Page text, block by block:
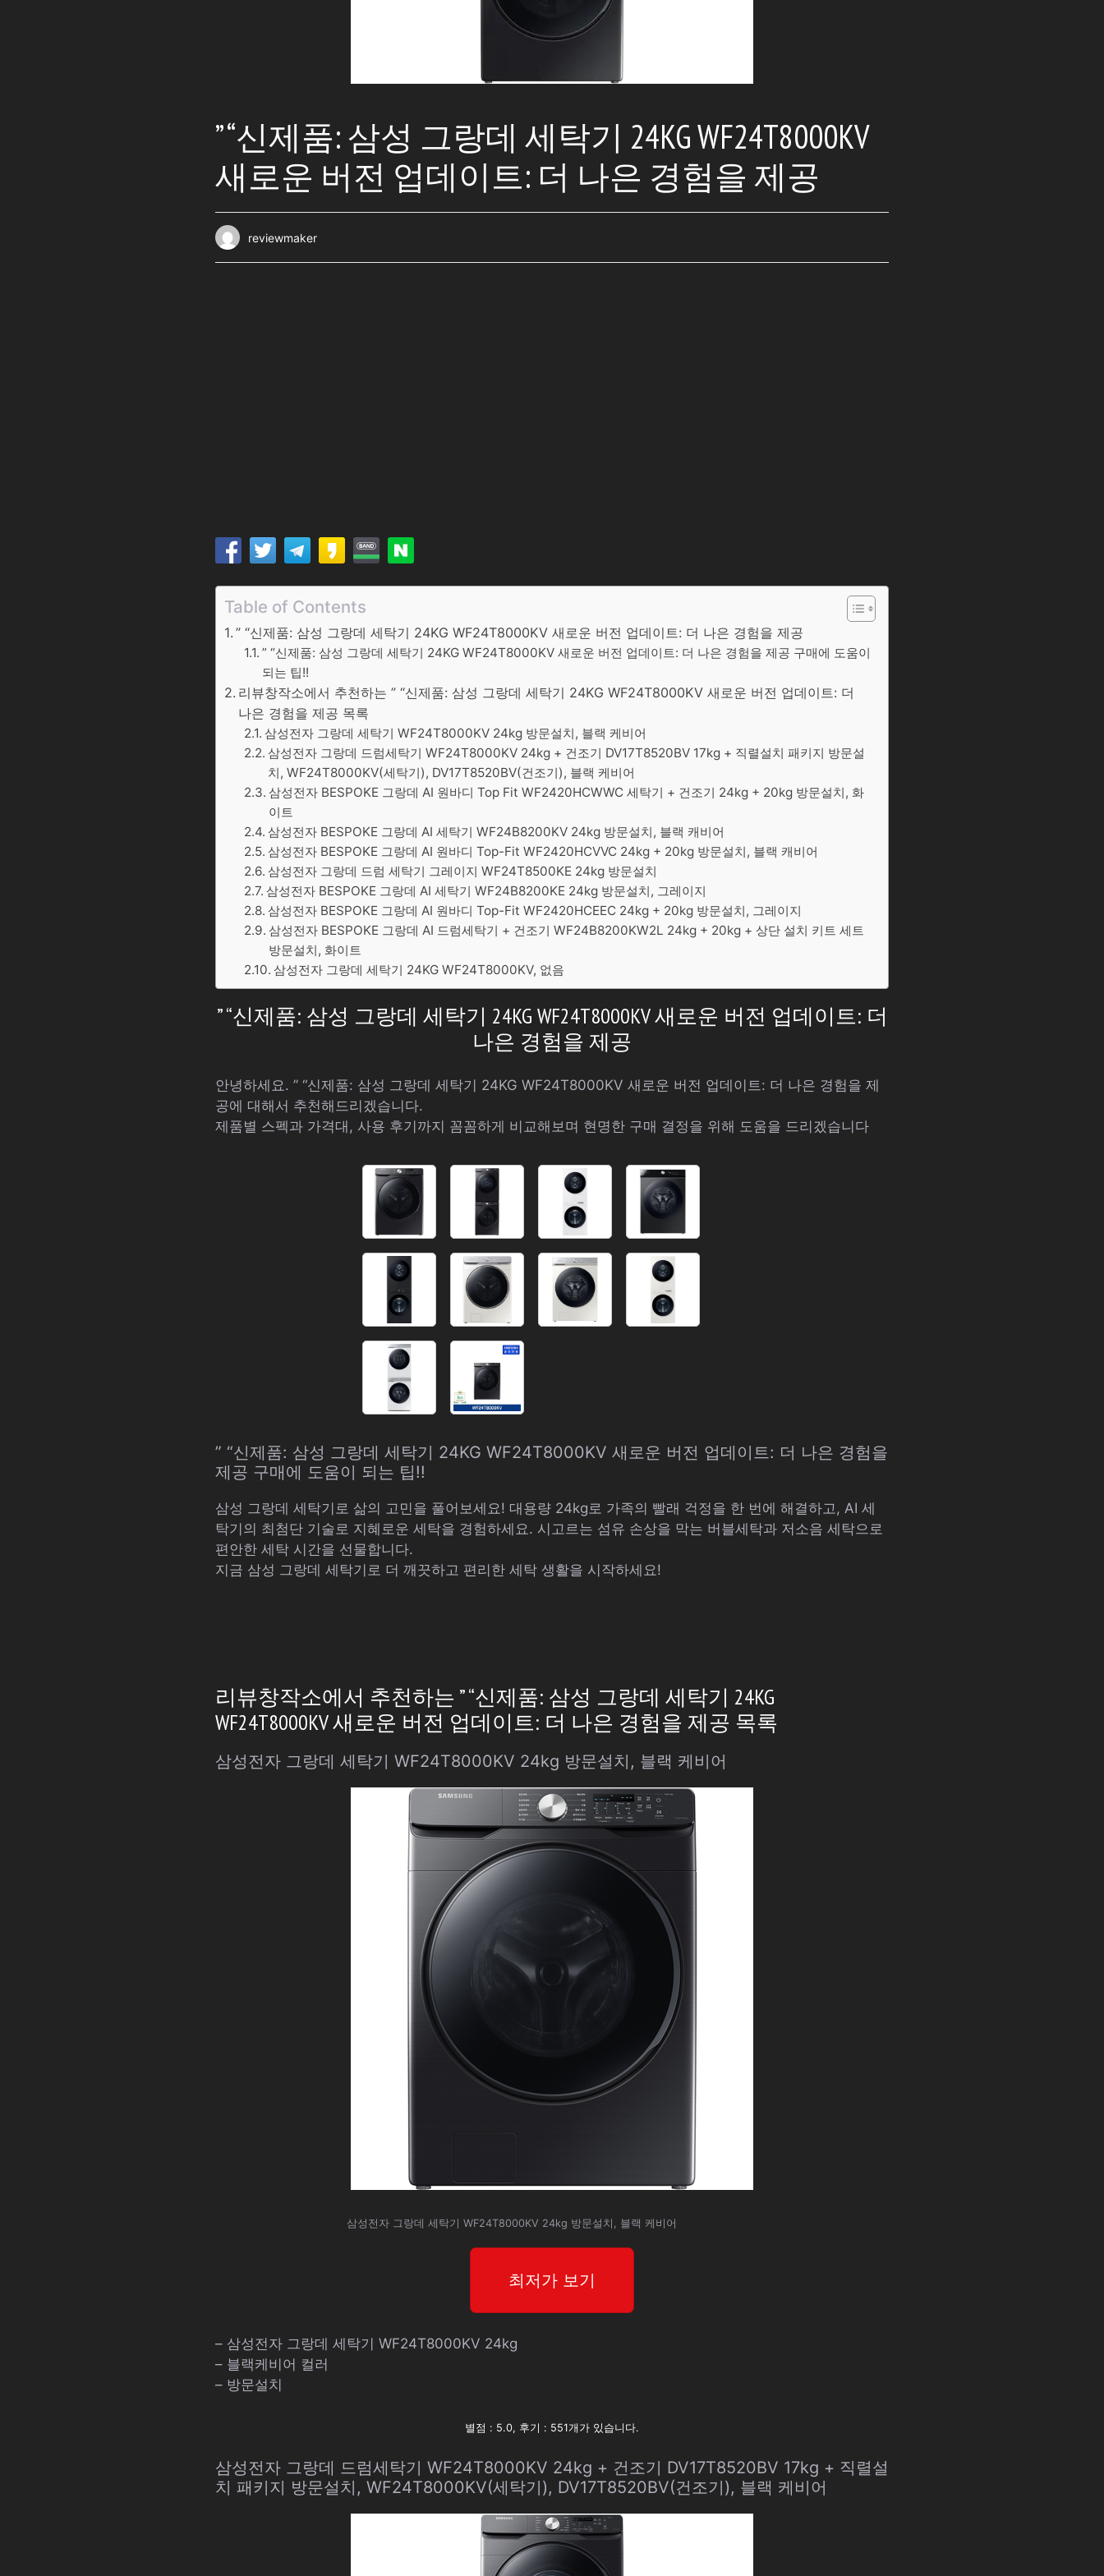
” “신제품: 삼성 그랑데 세탁기 24KG WF24T8000KV
새로운 버전 업데이트: 더 나은 경험을 제공
reviewmaker
Table of Contents
” “신제품: 삼성 그랑데 세탁기 24KG WF24T8000KV 새로운 버전 업데이트: 더 나은 경험을 제공
” “신제품: 삼성 그랑데 세탁기 24KG WF24T8000KV 새로운 버전 업데이트: 더 나은 경험을 제공 구매에 도움이
되는 팁!!
리뷰창작소에서 추천하는 ” “신제품: 삼성 그랑데 세탁기 24KG WF24T8000KV 새로운 버전 업데이트: 더
나은 경험을 제공 목록
삼성전자 그랑데 세탁기 WF24T8000KV 24kg 방문설치, 블랙 케비어
삼성전자 그랑데 드럼세탁기 WF24T8000KV 24kg + 건조기 DV17T8520BV 17kg + 직렬설치 패키지 방문설
치, WF24T8000KV(세탁기), DV17T8520BV(건조기), 블랙 케비어
삼성전자 BESPOKE 그랑데 AI 원바디 Top Fit WF2420HCWWC 세탁기 + 건조기 24kg + 20kg 방문설치, 화
이트
삼성전자 BESPOKE 그랑데 AI 세탁기 WF24B8200KV 24kg 방문설치, 블랙 캐비어
삼성전자 BESPOKE 그랑데 AI 원바디 Top-Fit WF2420HCVVC 24kg + 20kg 방문설치, 블랙 캐비어
삼성전자 그랑데 드럼 세탁기 그레이지 WF24T8500KE 24kg 방문설치
삼성전자 BESPOKE 그랑데 AI 세탁기 WF24B8200KE 24kg 방문설치, 그레이지
삼성전자 BESPOKE 그랑데 AI 원바디 Top-Fit WF2420HCEEC 24kg + 20kg 방문설치, 그레이지
삼성전자 BESPOKE 그랑데 AI 드럼세탁기 + 건조기 WF24B8200KW2L 24kg + 20kg + 상단 설치 키트 세트
방문설치, 화이트
삼성전자 그랑데 세탁기 24KG WF24T8000KV, 없음
” “신제품: 삼성 그랑데 세탁기 24KG WF24T8000KV 새로운 버전 업데이트: 더
나은 경험을 제공
안녕하세요. ” “신제품: 삼성 그랑데 세탁기 24KG WF24T8000KV 새로운 버전 업데이트: 더 나은 경험을 제
공에 대해서 추천해드리겠습니다.
제품별 스펙과 가격대, 사용 후기까지 꼼꼼하게 비교해보며 현명한 구매 결정을 위해 도움을 드리겠습니다
” “신제품: 삼성 그랑데 세탁기 24KG WF24T8000KV 새로운 버전 업데이트: 더 나은 경험을
제공 구매에 도움이 되는 팁!!
삼성 그랑데 세탁기로 삶의 고민을 풀어보세요! 대용량 24kg로 가족의 빨래 걱정을 한 번에 해결하고, AI 세
탁기의 최첨단 기술로 지혜로운 세탁을 경험하세요. 시고르는 섬유 손상을 막는 버블세탁과 저소음 세탁으로
편안한 세탁 시간을 선물합니다.
지금 삼성 그랑데 세탁기로 더 깨끗하고 편리한 세탁 생활을 시작하세요!
리뷰창작소에서 추천하는 ” “신제품: 삼성 그랑데 세탁기 24KG
WF24T8000KV 새로운 버전 업데이트: 더 나은 경험을 제공 목록
삼성전자 그랑데 세탁기 WF24T8000KV 24kg 방문설치, 블랙 케비어
삼성전자 그랑데 세탁기 WF24T8000KV 24kg 방문설치, 블랙 케비어
최저가 보기
– 삼성전자 그랑데 세탁기 WF24T8000KV 24kg
– 블랙케비어 컬러
– 방문설치
별점 : 5.0, 후기 : 551개가 있습니다.
삼성전자 그랑데 드럼세탁기 WF24T8000KV 24kg + 건조기 DV17T8520BV 17kg + 직렬설
치 패키지 방문설치, WF24T8000KV(세탁기), DV17T8520BV(건조기), 블랙 케비어